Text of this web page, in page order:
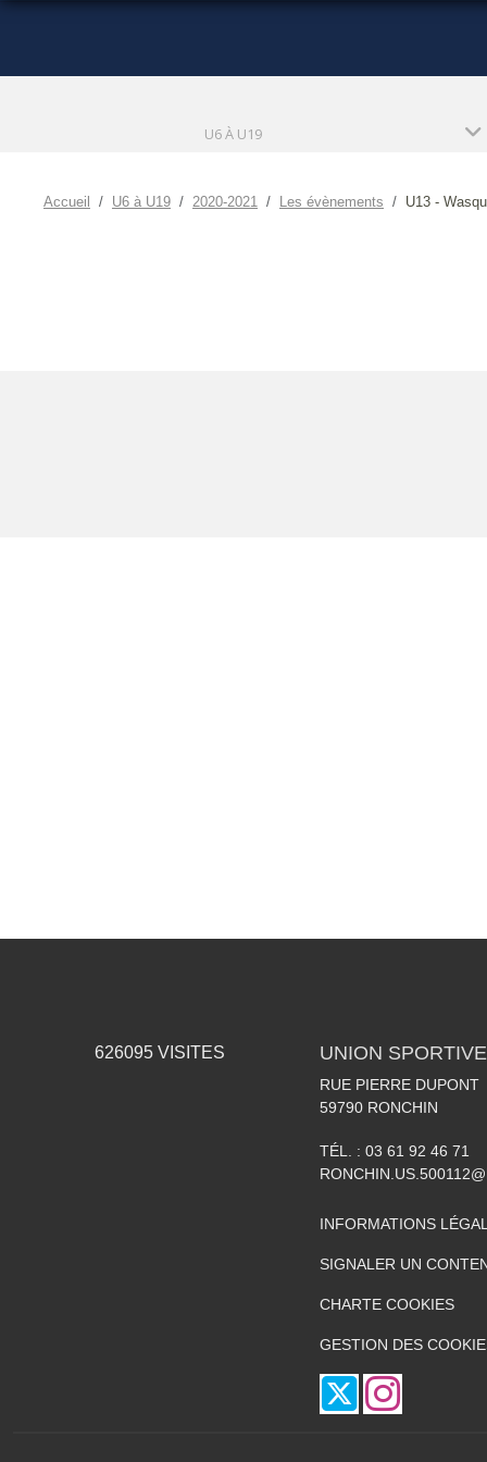
U6 À U19
Accueil U6 à U19 2020-2021 Les évènements U13 -
626095 VISITES UNION
RUE PIERRE DUPONT
59790 RONCHIN
TÉL. : 03 61 92 46 71
INFORMATIONS
SIGNALER UN
CHARTE COOKIES
GESTION DES